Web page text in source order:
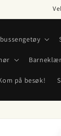
Barneklær
på besøk!